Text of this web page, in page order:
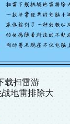
载扫雷游
地雷排除大